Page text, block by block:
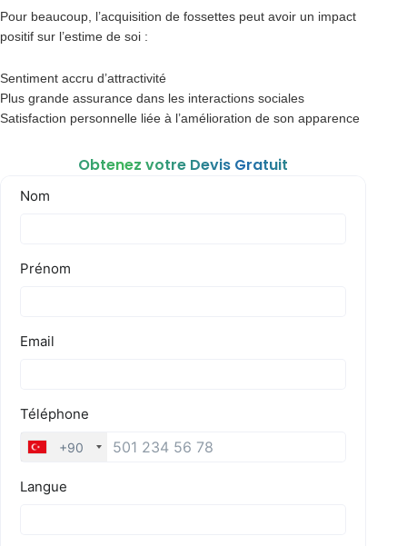
Pour beaucoup, l’acquisition de fossettes peut avoir un impact
positif sur l’estime de soi :
Sentiment accru d’attractivité
Plus grande assurance dans les interactions sociales
Satisfaction personnelle liée à l’amélioration de son apparence
Obtenez votre Devis Gratuit